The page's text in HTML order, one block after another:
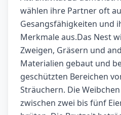
wählen ihre Partner oft
Gesangsfähigkeiten und
Merkmale aus.Das Nest
Zweigen, Gräsern und
Materialien gebaut und
geschützten Bereichen
Sträuchern. Die
zwischen zwei bis fünf